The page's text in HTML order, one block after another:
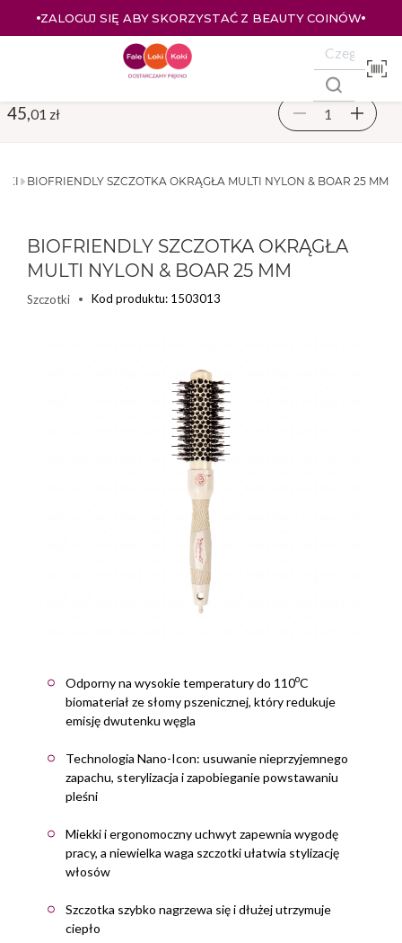
ZALOGUJ SIĘ ABY SKORZYSTAĆ Z BEAUTY COINÓW
BIOFRIENDLY SZCZOTKA OKRĄGŁA MULTI NYLON & BOAR 25 MM
BIOFRIENDLY SZCZOTKA OKRĄGŁA
MULTI NYLON & BOAR 25 MM
Szczotki Kod produktu: 1503013
Odporny na wysokie temperatury do 110oC
biomateriał ze słomy pszenicznej, który redukuje
emisję dwutenku węgla
Technologia Nano-Icon: usuwanie nieprzyjemnego
zapachu, sterylizacja i zapobieganie powstawaniu
pleśni
Miekki i ergonomoczny uchwyt zapewnia wygodę
pracy, a niewielka waga szczotki ułatwia stylizację
włosów
Szczotka szybko nagrzewa się i dłużej utrzymuje
ciepło
45, 01 zł